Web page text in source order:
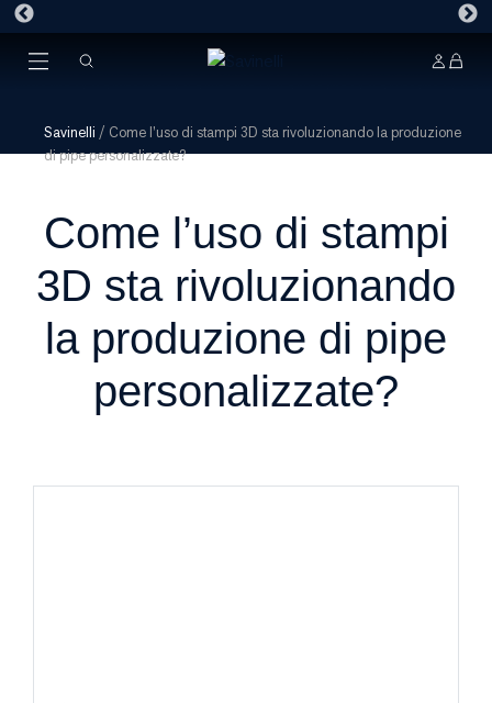
Savinelli / Come l’uso di stampi 3D sta rivoluzionando la produzione
di pipe personalizzate?
Come l’uso di stampi
3D sta rivoluzionando
la produzione di pipe
personalizzate?